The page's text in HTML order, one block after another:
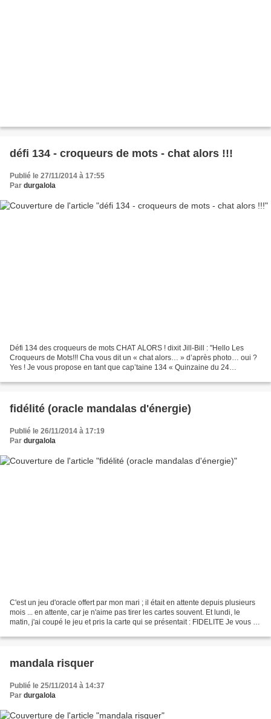
défi 134 - croqueurs de mots - chat alors !!!
Publié le 27/11/2014 à 17:55
Par durgalola
Défi 134 des croqueurs de mots CHAT ALORS ! dixit Jill-Bill : "Hello Les
Croqueurs de Mots!!! Cha vous dit un « chat alors… » d’après photo… oui ?
Yes ! Je vous propose en tant que cap’taine 134 « Quinzaine du 24
fidélité (oracle mandalas d'énergie)
Publié le 26/11/2014 à 17:19
Par durgalola
C'est un jeu d'oracle offert par mon mari ; il était en attente depuis plusieurs
mois ... en attente, car je n'aime pas tirer les cartes souvent. Et lundi, le
matin, j'ai coupé le jeu et pris la carte qui se présentait : FIDELITE Je vous la
mandala risquer
Publié le 25/11/2014 à 14:37
Par durgalola